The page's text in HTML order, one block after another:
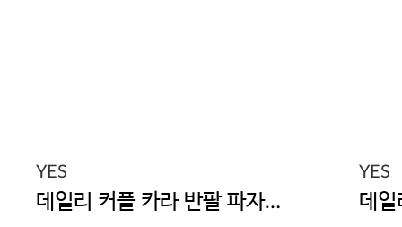
YES
데일리 커플 카라 반팔 파자마 세트(남녀공용) 라이트블루
YES